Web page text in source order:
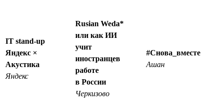
IT stand-up
Яндекс ×
Акустика
Яндекс
Rusian Weda*
или как ИИ
учит
иностранцев
работе
в России
Черкизово
#Снова_вместе
Ашан